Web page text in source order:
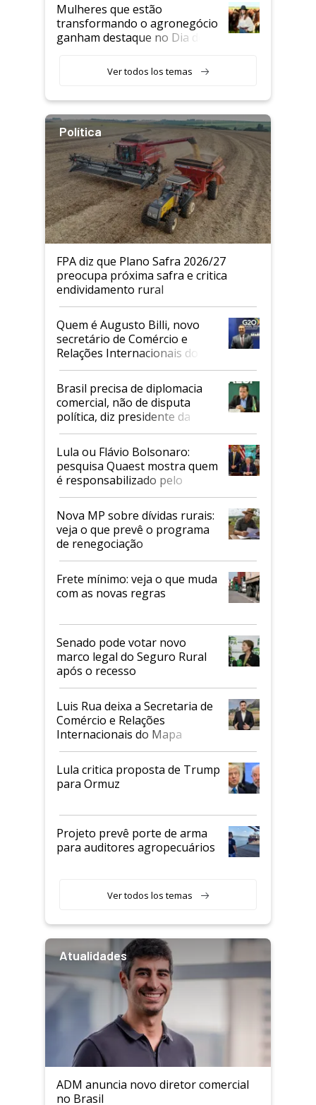
Mulheres que estão
transformando o agronegócio
ganham destaque no Dia do
Ver todos los temas
Política
FPA diz que Plano Safra 2026/27
preocupa próxima safra e critica
endividamento rural
Quem é Augusto Billi, novo
secretário de Comércio e
Relações Internacionais do
Mapa
Brasil precisa de diplomacia
comercial, não de disputa
política, diz presidente da
Faesp
Lula ou Flávio Bolsonaro:
pesquisa Quaest mostra quem
é responsabilizado pelo
tarifaço dos EUA
Nova MP sobre dívidas rurais:
veja o que prevê o programa
de renegociação
Frete mínimo: veja o que muda
com as novas regras
Senado pode votar novo
marco legal do Seguro Rural
após o recesso
Luis Rua deixa a Secretaria de
Comércio e Relações
Internacionais do Mapa
Lula critica proposta de Trump
para Ormuz
Projeto prevê porte de arma
para auditores agropecuários
Ver todos los temas
Atualidades
ADM anuncia novo diretor comercial
no Brasil